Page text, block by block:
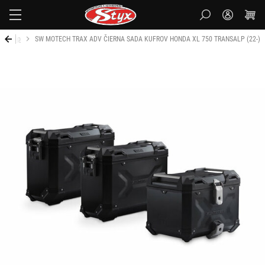
SW MOTECH TRAX ADV ČIERNA SADA KUFROV HONDA XL 750 TRANSALP (22-)